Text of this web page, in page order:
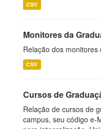
CSV
Monitores da
Relação dos
CSV
Cursos de
Relação de cursos de
campus, seu código e-